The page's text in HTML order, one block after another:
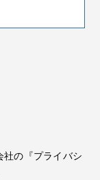
社の『プライバシ